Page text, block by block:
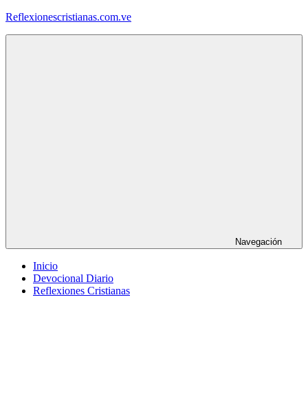
Saltar
Reflexionescristianas.com.ve
Navegación
Inicio
Devocional Diario
Reflexiones Cristianas